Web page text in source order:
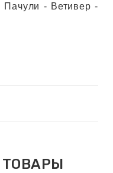
Пачули - Ветивер -